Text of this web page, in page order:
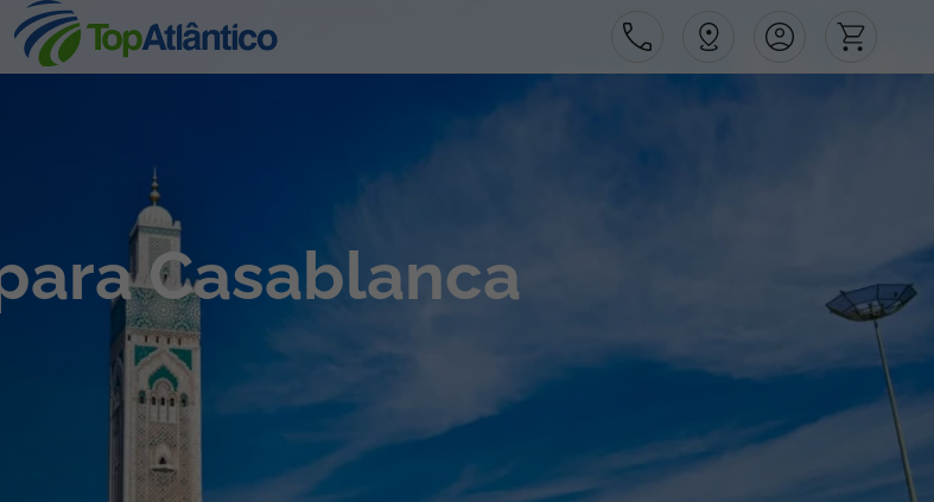
Agências
Contactos
Apoio ao cliente em Portugal
218 925 471
Casablanca